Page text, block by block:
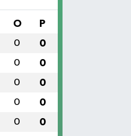
O P
0 0
0 0
0 0
0 0
0 0